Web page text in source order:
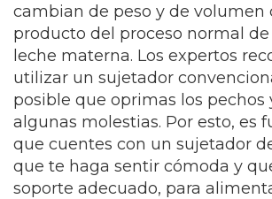
cambian de peso y de volumen
producto del proceso normal
leche materna. Los expertos
utilizar un sujetador
posible que oprimas los pechos
algunas molestias. Por esto, es
que cuentes con un sujetador
que te haga sentir cómoda y
soporte adecuado, para